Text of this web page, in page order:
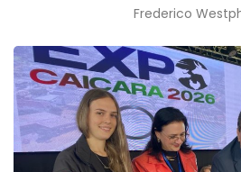
Frederico